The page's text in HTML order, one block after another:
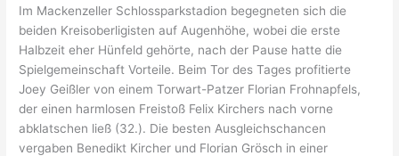
Im Mackenzeller Schlossparkstadion begegneten sich die
beiden Kreisoberligisten auf Augenhöhe, wobei die erste
Halbzeit eher Hünfeld gehörte, nach der Pause hatte die
Spielgemeinschaft Vorteile. Beim Tor des Tages profitierte
Joey Geißler von einem Torwart-Patzer Florian Frohnapfels,
der einen harmlosen Freistoß Felix Kirchers nach vorne
abklatschen ließ (32.). Die besten Ausgleichschancen
vergaben Benedikt Kircher und Florian Grösch in einer